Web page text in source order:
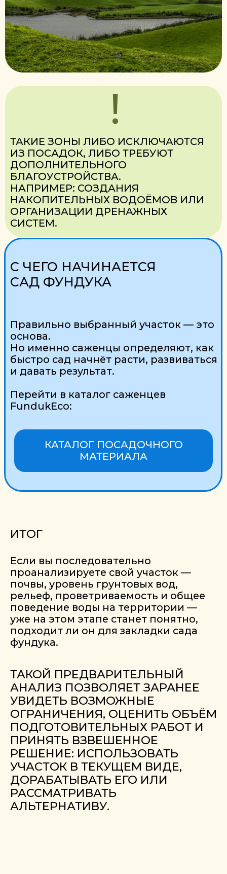
2025. Все права защищены
Общество с ограниченной ответственностью
«Вязовецкий сад»
ООО «Вязовецкий сад зарегистрировано
Минским облисполкомом 07.09.2016 с
Республики Беларусь с 05.08.2025 под
номером 755085
Уполномоченные по защите прав
потребителей: отдел торговли и услуг
Молодечненского райисполкома
+ 375 176 54-46-68
+ 375 176 77-76-98
Способы оплаты товара и доставки в интернет-
магазине: 1) наличными денежными средствами в саду
или отделении Европочты; 2) банковской платёжной
карточкой в отделении Европочты; 3) банковской
платёжной карточкой в режиме «онлайн».
Способы доставки товара: 1) доставка «Европочтой»; 2)
из сада (по предварительной договоренности).
Номер и адрес электронной почты лица,
уполномоченного рассматривать обращения покупателей
о нарушении их прав, предусмотренных
законодательством о защите прав потребителей:
+375447968810viaz.sad@gmail.com
Политика конфиденциальности
Политика обработки файлов cookie
Разработка сайта